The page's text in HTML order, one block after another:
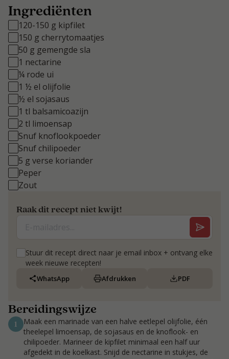
Ingrediënten
120-150 g kipfilet
150 g cherrytomaatjes
50 g gemengde sla
1 nectarine
¼ rode ui
1 ½ el olijfolie
½ el sojasaus
1 tl balsamicoazijn
2 tl limoensap
Snuf knoflookpoeder
Snuf chilipoeder
5 g verse koriander
Peper
Zout
Raak dit recept niet kwijt!
Stuur dit recept direct naar je email inbox + ontvang elke
week nieuwe recepten!
WhatsApp Afdrukken PDF
Bereidingswijze
1
Maak een marinade van een halve eetlepel olijfolie, één
theelepel limoensap, de sojasaus en de knoflook- en
chilipoeder. Marineer de kipfilet minimaal een half uur
afgedekt in de koelkast. Snijd de nectarine in stukjes, de